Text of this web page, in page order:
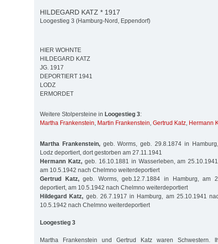
HILDEGARD KATZ * 1917
Loogestieg 3 (Hamburg-Nord, Eppendorf)
HIER WOHNTE
HILDEGARD KATZ
JG. 1917
DEPORTIERT 1941
LODZ
ERMORDET
Weitere Stolpersteine in Loogestieg 3:
Martha Frankenstein, Martin Frankenstein, Gertrud Katz, Hermann
Martha Frankenstein,geb. Worms, geb. 29.8.1874 in
Lodz deportiert, dort gestorben am 27.11.1941
Hermann Katz,geb. 16.10.1881 in Wasserleben, am
am 10.5.1942 nach Chelmno weiterdeportiert
Gertrud Katz,geb. Worms, geb.12.7.1884 in Hamburg, am
deportiert, am 10.5.1942 nach Chelmno weiterdeportiert
Hildegard Katz, geb. 26.7.1917 in Hamburg, am 25.10.1941
10.5.1942 nach Chelmno weiterdeportiert
Loogestieg 3
Martha Frankenstein und Gertrud Katz waren Schwestern.